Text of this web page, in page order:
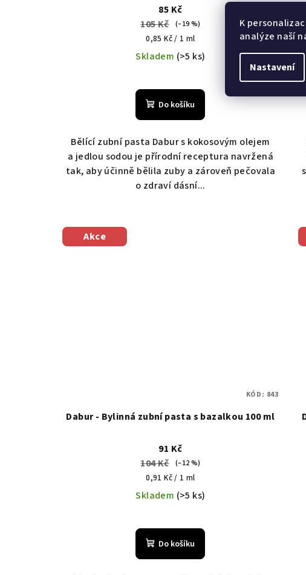
K
analýze naší
Nastavení
85 Kč
105 Kč
(–19 %)
Měrná
cena:
0,85 Kč / 1 ml
Skladem (>5 ks)
Do košíku
Bělící zubní pasta Dabur s kokosovým olejem
a jedlou sodou je přírodní receptura navržená
tak, aby účinně bělila zuby a zároveň pečovala
o zdraví dásní...
Akce
Dabur - Bylinná zubní pasta s bazalkou 100 ml
91 Kč
104 Kč
(–12 %)
Měrná
cena:
0,91 Kč / 1 ml
Skladem (>5 ks)
Do košíku
KÓD: 843